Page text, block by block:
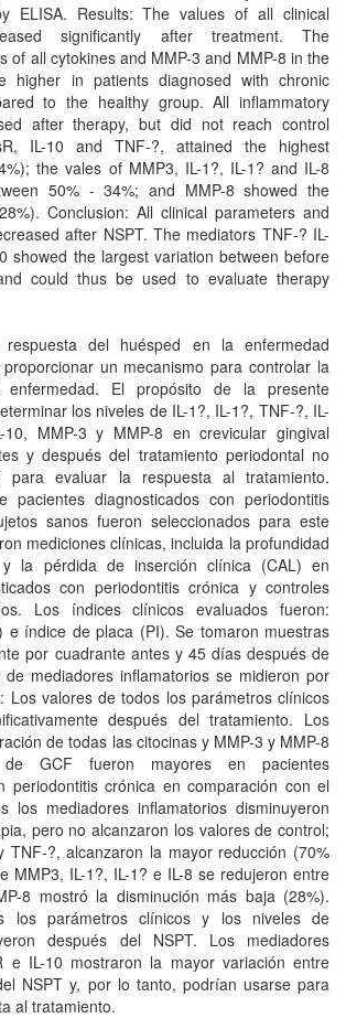
ELISA. Results: The values of all clinical
significantly after treatment. The
of all cytokines and MMP-3 and MMP-8 in the
higher in patients diagnosed with chronic
to the healthy group. All inflammatory
after therapy, but did not reach control
IL-10 and TNF-?, attained the highest
the vales of MMP3, IL-1?, IL-1? and IL-8
50% - 34%; and MMP-8 showed the
Conclusion: All clinical parameters and
after NSPT. The mediators TNF-? IL-
showed the largest variation between before
could thus be used to evaluate therapy
del huésped en la enfermedad
un mecanismo para controlar la
El propósito de la presente
los niveles de IL-1?, IL-1?, TNF-?, IL-
10, MMP-3 y MMP-8 en crevicular gingival
y después del tratamiento periodontal no
para evaluar la respuesta al tratamiento.
pacientes diagnosticados con periodontitis
sanos fueron seleccionados para este
mediciones clínicas, incluida la profundidad
la pérdida de inserción clínica (CAL) en
con periodontitis crónica y controles
Los índices clínicos evaluados fueron:
e índice de placa (PI). Se tomaron muestras
por cuadrante antes y 45 días después de
de mediadores inflamatorios se midieron por
Los valores de todos los parámetros clínicos
después del tratamiento. Los
de todas las citocinas y MMP-3 y MMP-8
GCF fueron mayores en pacientes
periodontitis crónica en comparación con el
los mediadores inflamatorios disminuyeron
pero no alcanzaron los valores de control;
TNF-?, alcanzaron la mayor reducción (70%
MMP3, IL-1?, IL-1? e IL-8 se redujeron entre
8 mostró la disminución más baja (28%).
los parámetros clínicos y los niveles de
después del NSPT. Los mediadores
e IL-10 mostraron la mayor variación entre
NSPT y, por lo tanto, podrían usarse para
al tratamiento.